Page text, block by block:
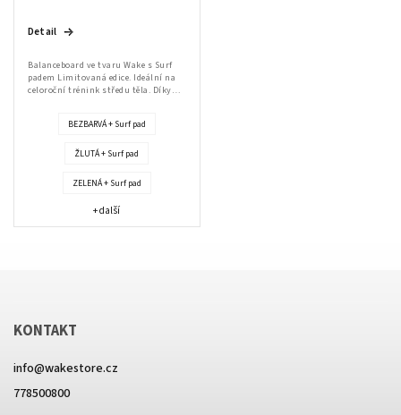
Detail
Balanceboard ve tvaru Wake s Surf
padem Limitovaná edice. Ideální na
celoroční trénink středu těla. Díky
Balanční...BEZBARVÁ + Surf pad
ŽLUTÁ + Surf pad
ZELENÁ + Surf pad
+ další
KONTAKT
info@wakestore.cz
778500800